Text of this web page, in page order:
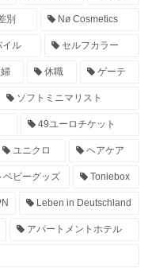
別 Nø Cosmetics
ル セルフカラー
休職 ゲーテ
ソフトミニマリスト
49ユーロチケット
ユニクロ ヘアケア
ベビーグッズ Toniebox
Leben in Deutschland
アパートメントホテル